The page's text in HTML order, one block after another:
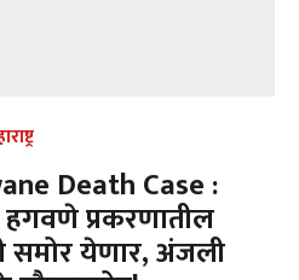
Death Case :
हगवणे प्रकरणातील
येणार, अंजली